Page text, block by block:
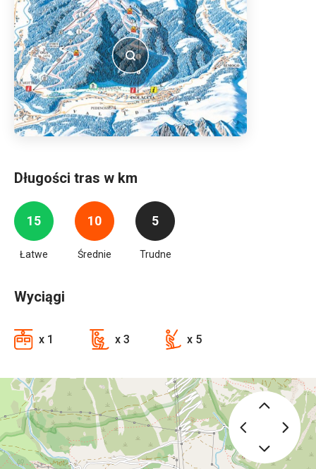
Długości tras w km
15
Łatwe
10
Średnie
5
Trudne
Wyciągi
x 1 x 3 x 5